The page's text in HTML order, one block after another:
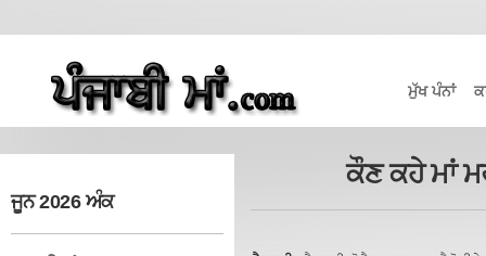
ਮੁੱਖ ਪੰਨਾਂ
ਜੂਨ 2026 ਅੰਕ
ਕੌਣ ਕਹੇ ਮਾਂ